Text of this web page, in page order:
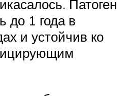
Патоген
до 1 года в
и устойчив ко